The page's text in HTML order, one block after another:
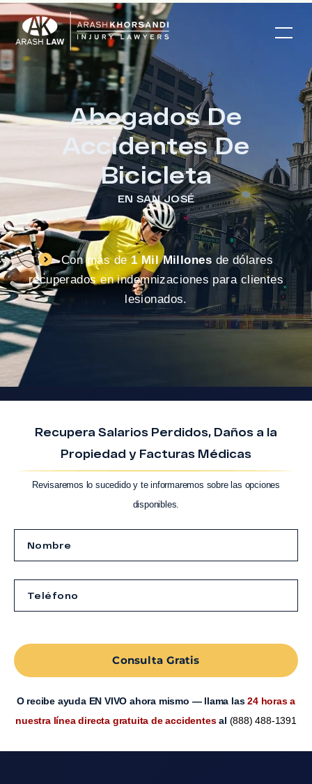
Abogados De
Accidentes De
Bicicleta
EN SAN JOSÉ
Con más de 1 Mil Millones de dólares
recuperados en indemnizaciones para clientes
lesionados.
Recupera Salarios Perdidos, Daños a la
Propiedad y Facturas Médicas
Revisaremos lo sucedido y te informaremos sobre las opciones
disponibles.
Consulta Gratis
O recibe ayuda EN VIVO ahora mismo — llama las24 horas a
nuestra línea directa gratuita de accidentesal (888) 488-1391